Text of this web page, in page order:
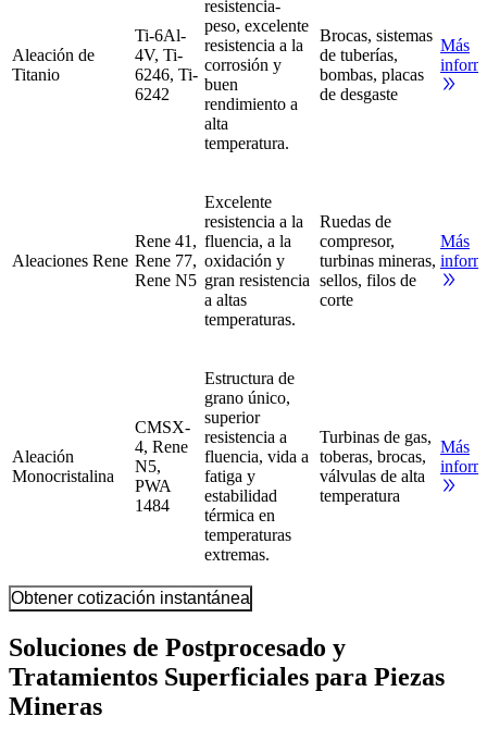
Aleación de
Titanio
Ti-6Al-
4V, Ti-
6246, Ti-
6242
resistencia-
peso, excelente
resistencia a la
corrosión y
buen
rendimiento a
alta
temperatura.
Brocas, sistemas
de tuberías,
bombas, placas
de desgaste
Más
Aleaciones Rene
Rene 41,
Rene 77,
Rene N5
Excelente
resistencia a la
fluencia, a la
oxidación y
gran resistencia
a altas
temperaturas.
Ruedas de
compresor,
turbinas mineras,
sellos, filos de
corte
Más
Aleación
Monocristalina
CMSX-
4, Rene
N5,
PWA
1484
Estructura de
grano único,
superior
resistencia a
fluencia, vida a
fatiga y
estabilidad
térmica en
temperaturas
extremas.
Turbinas de gas,
toberas, brocas,
válvulas de alta
temperatura
Más
Obtener cotización instantánea
Soluciones de Postprocesado y
Tratamientos Superficiales para Piezas
Mineras